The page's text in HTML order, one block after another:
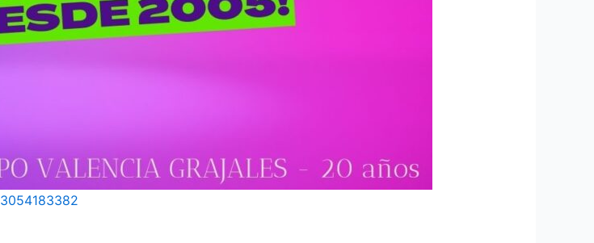
3054183382